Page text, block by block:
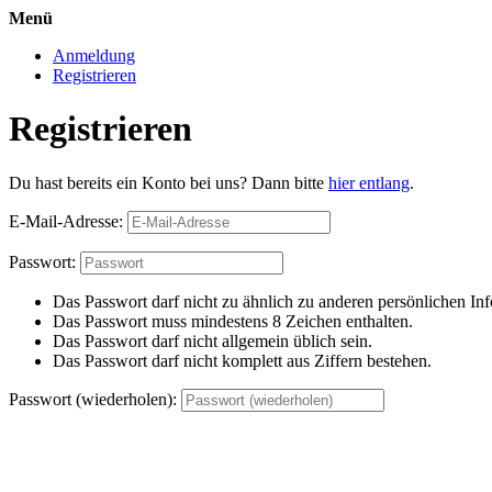
Menü
Anmeldung
Registrieren
Registrieren
Du hast bereits ein Konto bei uns? Dann bitte hier entlang.
E-Mail-Adresse:
Passwort:
Das Passwort darf nicht zu ähnlich zu anderen persönlichen
Das Passwort muss mindestens 8 Zeichen enthalten.
Das Passwort darf nicht allgemein üblich sein.
Das Passwort darf nicht komplett aus Ziffern bestehen.
Passwort (wiederholen):